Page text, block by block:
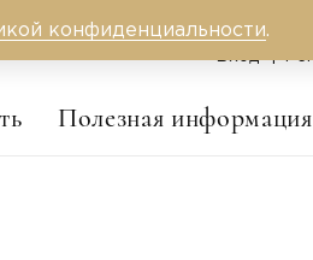
Полезная информация
конфиденциальности.